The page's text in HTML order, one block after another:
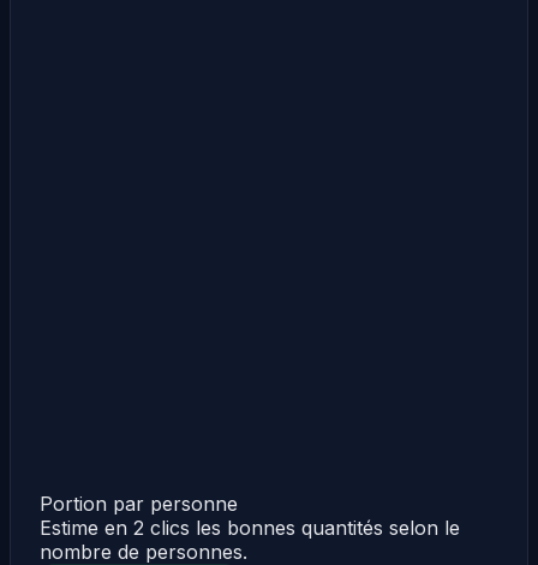
Portion par personne
Estime en 2 clics les bonnes quantités selon le
nombre de personnes.